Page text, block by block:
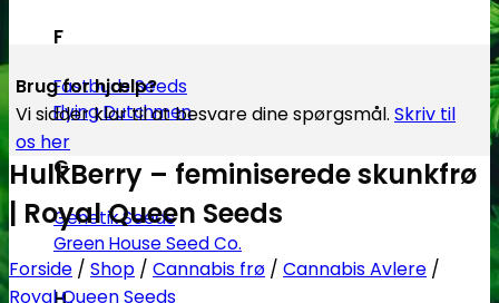
F
Fastbuds Seeds
Flying Dutchmen
G
Genetik Seeds
Green House Seed Co.
Brug for hjælp?
Vi sidder klar til at besvare dine spørgsmål. Skriv til
os her
HulkBerry – feminiserede skunkfrø
| Royal Queen Seeds
Forside / Shop / Cannabis frø / Cannabis Avlere /
Royal Queen Seeds